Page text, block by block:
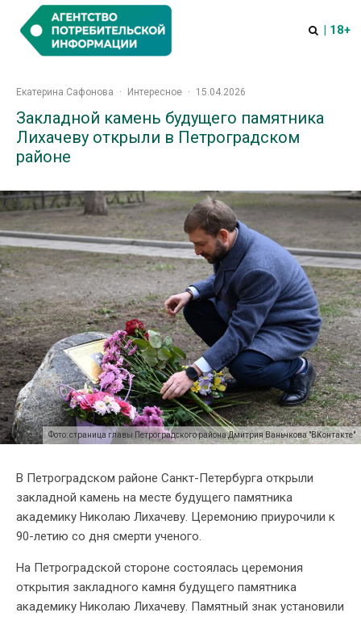
| 18+
Екатерина Сафонова · Интересное · 15.04.2026
Закладной камень будущего памятника
Лихачеву открыли в Петроградском
районе
Фото: страница главы Петроградского района Дмитрия Ваньчкова "ВКонтакте"
В Петроградском районе Санкт-Петербурга открыли
закладной камень на месте будущего памятника
академику Николаю Лихачеву. Церемонию приурочили к
90-летию со дня смерти ученого.
На Петроградской стороне состоялась церемония
открытия закладного камня будущего памятника
академику Николаю Лихачеву. Памятный знак установили